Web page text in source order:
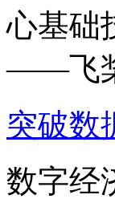
心基础
——飞桨
突破数
数字经